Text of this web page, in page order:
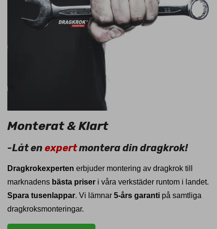
Monterat & Klart
-Låt en expertmontera din dragkrok!
Dragkrokexperten erbjuder montering av dragkrok till
marknadens bästa priser i våra verkstäder runtom i landet.
Spara tusenlappar. Vi lämnar 5-års garanti på samtliga
dragkroksmonteringar.